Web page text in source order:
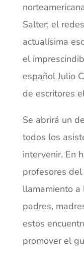
Salter; el
actualísima
el
español Julio
de escritores
Se abrirá un
todos los
intervenir. En
profesores del
llamamiento a
padres,
estos
promover el